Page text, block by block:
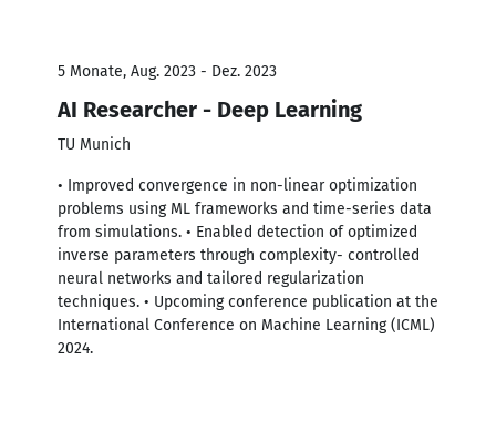
5 Monate, Aug. 2023 - Dez. 2023
AI Researcher - Deep Learning
TU Munich
• Improved convergence in non-linear optimization
problems using ML frameworks and time-series data
from simulations. • Enabled detection of optimized
inverse parameters through complexity- controlled
neural networks and tailored regularization
techniques. • Upcoming conference publication at the
International Conference on Machine Learning (ICML)
2024.